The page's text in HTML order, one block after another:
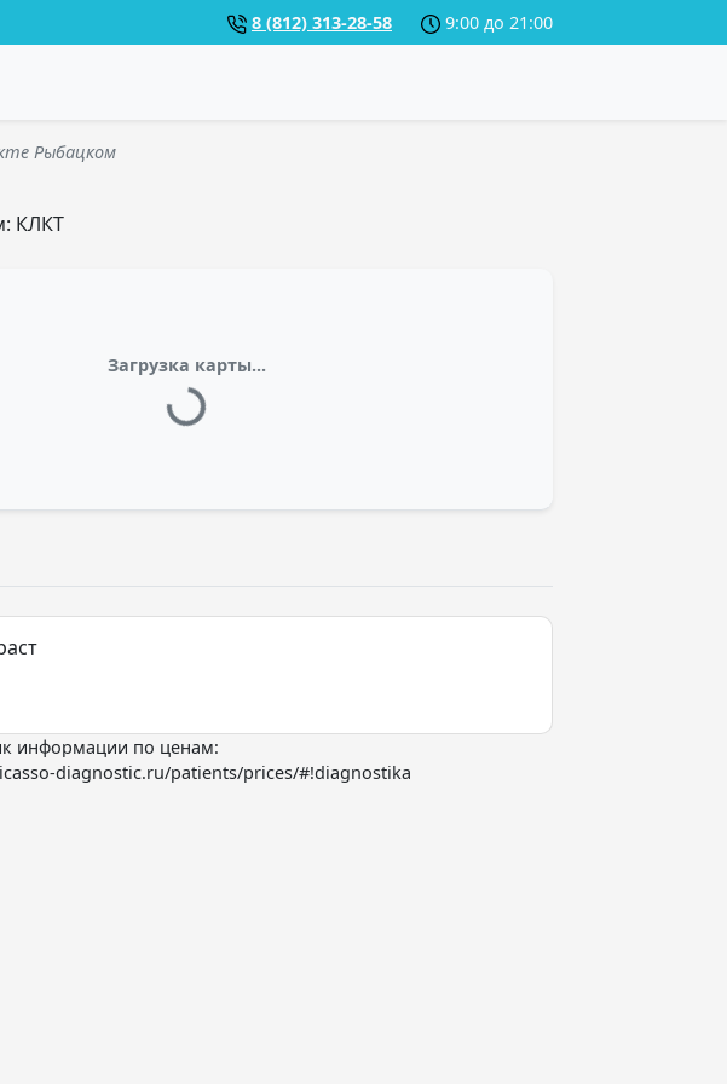
8 (812) 313-28-58 9:00 до 21:00
Рыбацком
КЛКТ
Загрузка карты...
информации по ценам:
diagnostic.ru/patients/prices/#!diagnostika